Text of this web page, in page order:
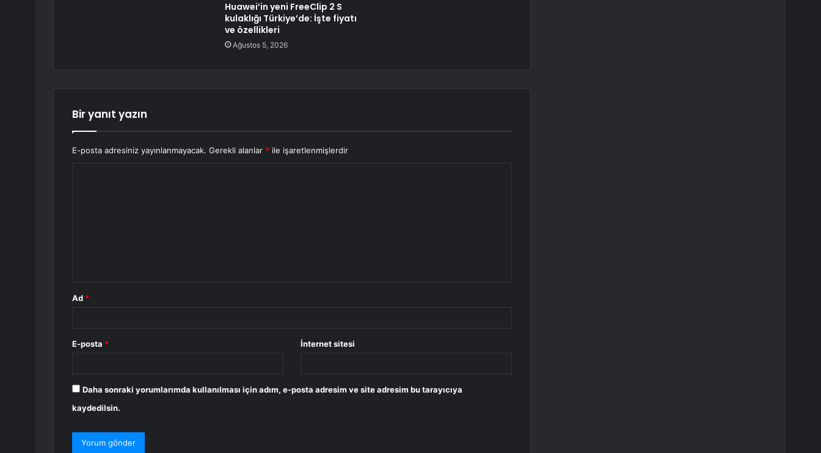
Huawei’in yeni FreeClip 2 S
kulaklığı Türkiye’de: İşte fiyatı
ve özellikleri
Ağustos 5, 2026
Bir yanıt yazın
E-posta adresiniz yayınlanmayacak. Gerekli alanlar * ile işaretlenmişlerdir
Ad *
E-posta * İnternet sitesi
Daha sonraki yorumlarımda kullanılması için adım, e-posta adresim ve site adresim bu tarayıcıya
kaydedilsin.